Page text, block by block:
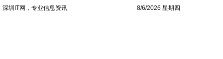
深圳IT网，专业信息资讯 8/6/2026 星期四